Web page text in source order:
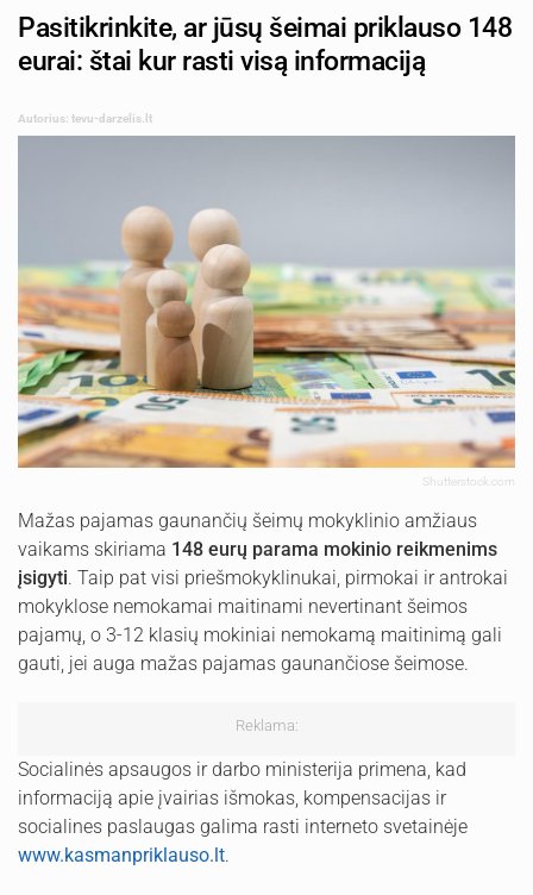
Pasitikrinkite, ar jūsų šeimai priklauso 148
eurai: štai kur rasti visą informaciją
Autorius: tevu-darzelis.lt
Shutterstock.com
Mažas pajamas gaunančių šeimų mokyklinio amžiaus
vaikams skiriama 148 eurų parama mokinio reikmenims
įsigyti. Taip pat visi priešmokyklinukai, pirmokai ir antrokai
mokyklose nemokamai maitinami nevertinant šeimos
pajamų, o 3-12 klasių mokiniai nemokamą maitinimą gali
gauti, jei auga mažas pajamas gaunančiose šeimose.
Reklama:
Socialinės apsaugos ir darbo ministerija primena, kad
informaciją apie įvairias išmokas, kompensacijas ir
socialines paslaugas galima rasti interneto svetainėje
www.kasmanpriklauso.lt.